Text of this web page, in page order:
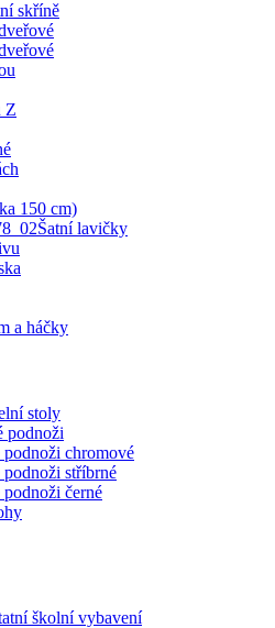
skříně
Z
150 cm)
Šatní lavičky
a háčky
stoly
podnoži
chromové
stříbrné
černé
školní vybavení